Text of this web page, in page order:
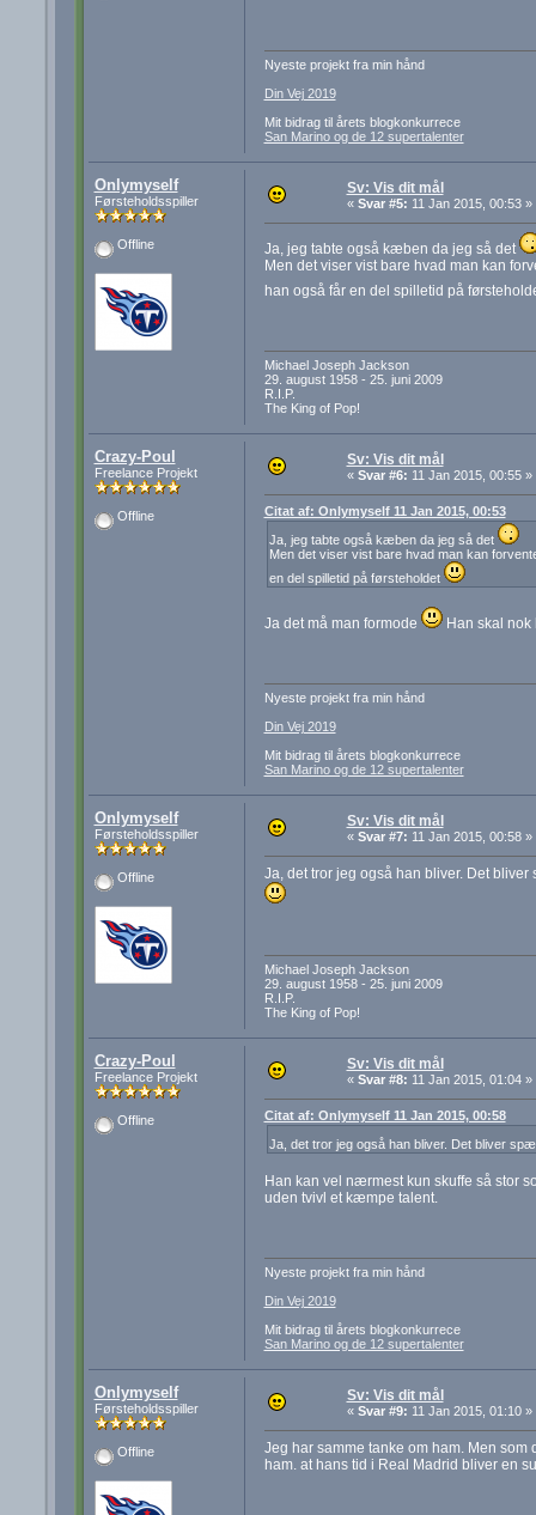
Nyeste projekt fra min hånd
Din Vej 2019
Mit bidrag til årets blogkonkurrece
San Marino og de 12 supertalenter
Onlymyself
Førsteholdsspiller
Offline
Sv: Vis dit mål
« Svar #5: 11 Jan 2015, 00:53 »
Ja, jeg tabte også kæben da jeg så det
Men det viser vist bare hvad man kan
han også får en del spilletid på
Michael Joseph Jackson
29. august 1958 - 25. juni 2009
R.I.P.
The King of Pop!
Crazy-Poul
Freelance Projekt
Offline
Sv: Vis dit mål
« Svar #6: 11 Jan 2015, 00:55 »
Citat af: Onlymyself 11 Jan 2015, 00:53
Ja, jeg tabte også kæben da jeg så det
Men det viser vist bare hvad man kan
en del spilletid på førsteholdet
Ja det må man formode Han skal nok
Nyeste projekt fra min hånd
Din Vej 2019
Mit bidrag til årets blogkonkurrece
San Marino og de 12 supertalenter
Onlymyself
Førsteholdsspiller
Offline
Sv: Vis dit mål
« Svar #7: 11 Jan 2015, 00:58 »
Ja, det tror jeg også han bliver. Det
Michael Joseph Jackson
29. august 1958 - 25. juni 2009
R.I.P.
The King of Pop!
Crazy-Poul
Freelance Projekt
Offline
Sv: Vis dit mål
« Svar #8: 11 Jan 2015, 01:04 »
Citat af: Onlymyself 11 Jan 2015, 00:58
Ja, det tror jeg også han bliver. Det bliver
Han kan vel nærmest kun skuffe så stor
uden tvivl et kæmpe talent.
Nyeste projekt fra min hånd
Din Vej 2019
Mit bidrag til årets blogkonkurrece
San Marino og de 12 supertalenter
Onlymyself
Førsteholdsspiller
Offline
Sv: Vis dit mål
« Svar #9: 11 Jan 2015, 01:10 »
Jeg har samme tanke om ham. Men
ham. at hans tid i Real Madrid bliver en